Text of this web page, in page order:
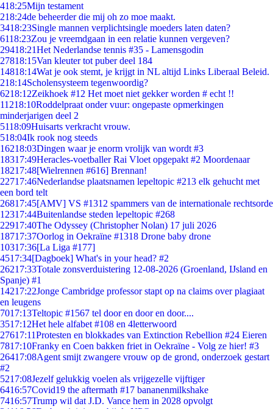
418:25Mijn testament
218:24de beheerder die mij oh zo moe maakt.
3418:23Single mannen verplichtsingle moeders laten daten?
6118:23Zou je vreemdgaan in een relatie kunnen vergeven?
29418:21Het Nederlandse tennis #35 - Lamensgodin
27818:15Van kleuter tot puber deel 184
14818:14Wat je ook stemt, je krijgt in NL altijd Links Liberaal Beleid.
218:14Scholensysteem tegenwoordig?
6218:12Zeikhoek #12 Het moet niet gekker worden # echt !!
11218:10Roddelpraat onder vuur: ongepaste opmerkingen
minderjarigen deel 2
5118:09Huisarts verkracht vrouw.
518:04Ik rook nog steeds
16218:03Dingen waar je enorm vrolijk van wordt #3
18317:49Heracles-voetballer Rai Vloet opgepakt #2 Moordenaar
18217:48[Wielrennen #616] Brennan!
22717:46Nederlandse plaatsnamen lepeltopic #213 elk gehucht met
een bord telt
26817:45[AMV] VS #1312 spammers van de internationale rechtsorde
12317:44Buitenlandse steden lepeltopic #268
22917:40The Odyssey (Christopher Nolan) 17 juli 2026
18717:37Oorlog in Oekraïne #1318 Drone baby drone
10317:36[La Liga #177]
4517:34[Dagboek] What's in your head? #2
26217:33Totale zonsverduistering 12-08-2026 (Groenland, IJsland en
Spanje) #1
14217:22Jonge Cambridge professor stapt op na claims over plagiaat
en leugens
7017:13Teltopic #1567 tel door en door en door....
3517:12Het hele alfabet #108 en 4letterwoord
27617:11Protesten en blokkades van Extinction Rebellion #24 Eieren
7817:10Franky en Coen bakken friet in Oekraïne - Volg ze hier! #3
26417:08Agent smijt zwangere vrouw op de grond, onderzoek gestart
#2
5217:08Jezelf gelukkig voelen als vrijgezelle vijftiger
6416:57Covid19 the aftermath #17 bananenmilkshake
7416:57Trump wil dat J.D. Vance hem in 2028 opvolgt